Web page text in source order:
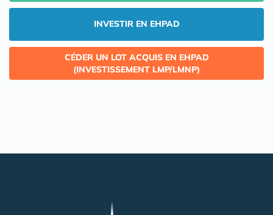
INVESTIR EN EHPAD
CÉDER UN LOT ACQUIS EN EHPAD
(INVESTISSEMENT LMP/LMNP)